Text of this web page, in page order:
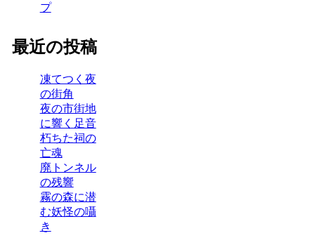
プ
最近の投稿
凍てつく夜
の街角
夜の市街地
に響く足音
朽ちた祠の
亡魂
廃トンネル
の残響
霧の森に潜
む妖怪の囁
き